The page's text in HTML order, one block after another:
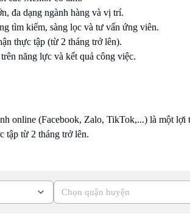
đa dạng ngành hàng và vị trí.
tìm kiếm, sàng lọc và tư vấn ứng viên.
thực tập (từ 2 tháng trở lên).
năng lực và kết quả công việc.
online (Facebook, Zalo, TikTok,...) là một lợi
tập từ 2 tháng trở lên.
Chọn quận huyện